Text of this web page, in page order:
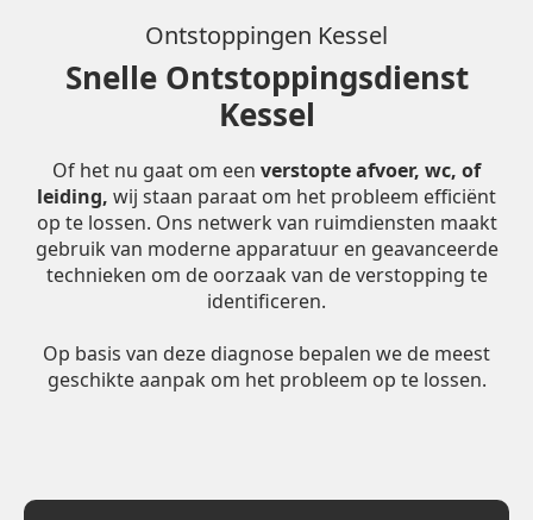
Ontstoppingen Kessel
Snelle Ontstoppingsdienst
Kessel
Of het nu gaat om een verstopte afvoer, wc, of
leiding, wij staan paraat om het probleem efficiënt
op te lossen. Ons netwerk van ruimdiensten maakt
gebruik van moderne apparatuur en geavanceerde
technieken om de oorzaak van de verstopping te
identificeren.
Op basis van deze diagnose bepalen we de meest
geschikte aanpak om het probleem op te lossen.